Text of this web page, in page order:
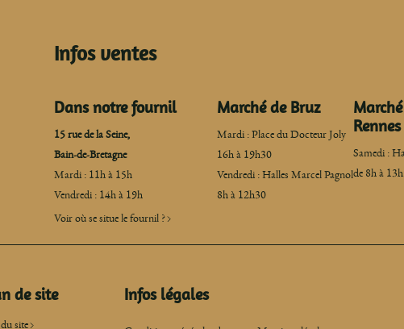
Infos ventes
Dans notre fournil
15 rue de la Seine,
Bain-de-Bretagne
Mardi : 11h à 15h
Vendredi : 14h à 19h
Voir où se situe le fournil ?
Marché de Bruz
Mardi : Place du Docteur Joly
16h à 19h30
Vendredi : Halles Marcel Pagnol
8h à 12h30
Rennes
Samedi :
de 8h à
de site
site
Infos légales